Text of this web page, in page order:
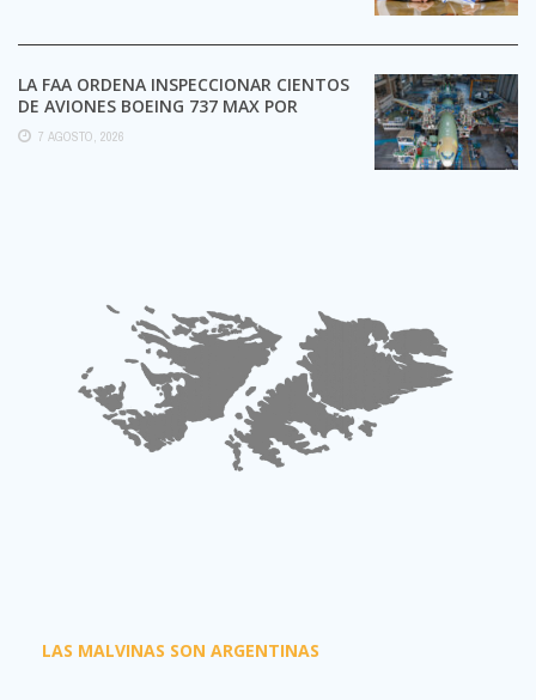
LA FAA ORDENA INSPECCIONAR CIENTOS
DE AVIONES BOEING 737 MAX POR
POSIBLES GRIETAS
7 AGOSTO, 2026
LAS MALVINAS SON ARGENTINAS